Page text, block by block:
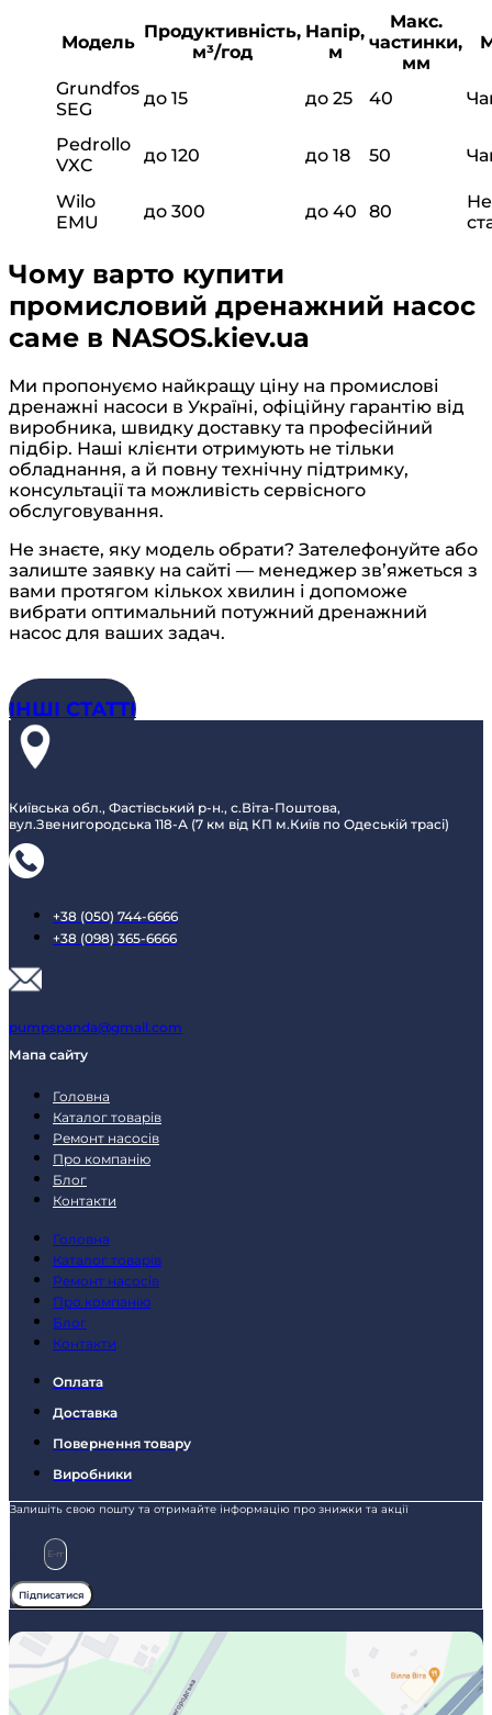
Модель
Продуктивність,
м³/год
Напір,
м
Макс.
частинки,
мм
Grundfos
SEG
до 15 до 25 40
Pedrollo
VXC
до 120 до 18 50
Wilo
EMU
до 300 до 40 80
Чому варто купити
промисловий дренажний насос
саме в NASOS.kiev.ua
Ми пропонуємо найкращу ціну на промислові
дренажні насоси в Україні, офіційну гарантію від
виробника, швидку доставку та професійний
підбір. Наші клієнти отримують не тільки
обладнання, а й повну технічну підтримку,
консультації та можливість сервісного
обслуговування.
Не знаєте, яку модель обрати? Зателефонуйте або
залиште заявку на сайті — менеджер зв’яжеться з
вами протягом кількох хвилин і допоможе
вибрати оптимальний потужний дренажний
насос для ваших задач.
ІНШІ СТАТТІ
Київська обл., Фастівський р-н., с.Віта-Поштова,
вул.Звенигородська 118-А (7 км від КП м.Київ по Одеській трасі)
+38 (050) 744-6666
+38 (098) 365-6666
pumpspanda@gmail.com
Мапа сайту
Головна
Каталог товарів
Ремонт насосів
Про компанію
Блог
Контакти
Головна
Каталог товарів
Ремонт насосів
Про компанію
Блог
Контакти
Оплата
Доставка
Повернення товару
Виробники
Залишіть свою пошту та отримайте інформацію про знижки та акції
Підписатися